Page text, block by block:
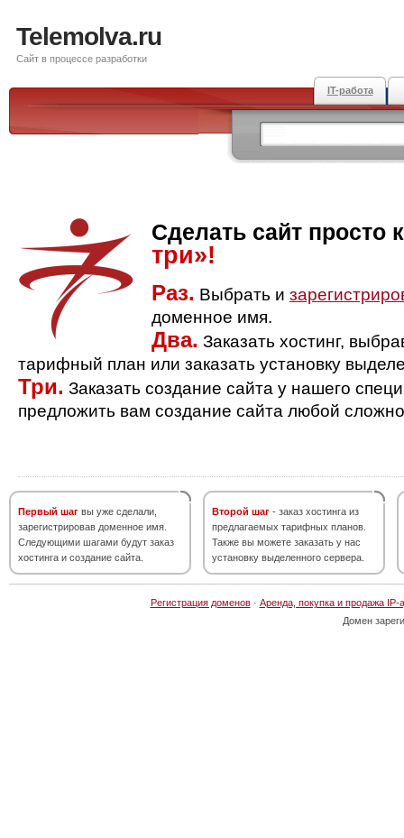
Telemolva.ru
Сайт в процессе разработки
IT-работа
Сделать сайт просто
три»!
Раз. Выбрать и
доменное имя.
Два. Заказать хостинг,
тарифный план или заказать установку
Три. Заказать создание сайта у нашего
предложить вам создание сайта любой
Первый шаг вы уже сделали,
зарегистрировав доменное имя.
Следующими шагами будут заказ
хостинга и создание сайта.
Второй шаг - заказ хостинга из
предлагаемых тарифных планов.
Также вы можете заказать у нас
установку выделенного сервера.
Регистрация доменов· Аренда, покупка и продажа IP-
Домен